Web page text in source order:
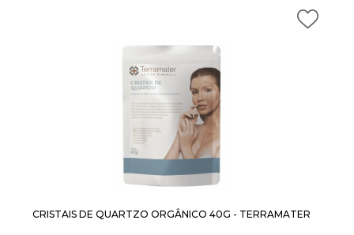
CRISTAIS DE QUARTZO ORGÂNICO 40G - TERRAMATER